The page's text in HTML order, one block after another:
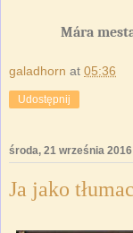
Mára
galadhorn at 05:36
Udostępnij
środa, 21 września 2016
Ja jako